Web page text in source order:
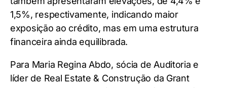
1,5%, respectivamente, indicando maior
exposição ao crédito, mas em uma estrutura
financeira ainda equilibrada.
Para Maria Regina Abdo, sócia de Auditoria e
líder de Real Estate & Construção da Grant